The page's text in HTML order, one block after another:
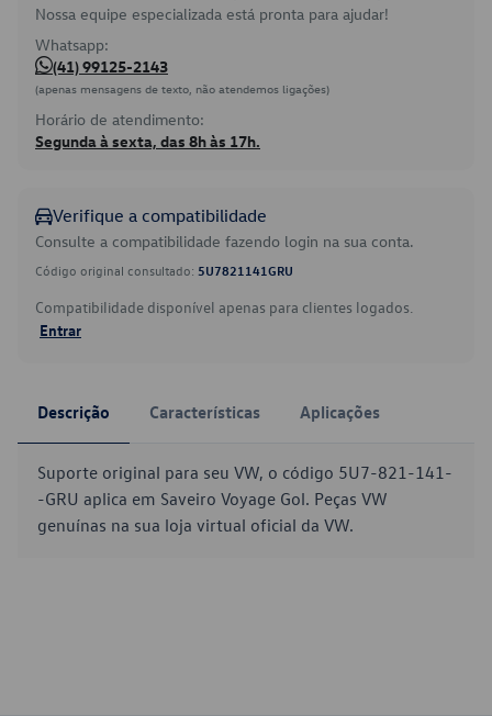
Nossa equipe especializada está pronta para ajudar!
Whatsapp:
(41) 99125-2143
(apenas mensagens de texto, não atendemos ligações)
Horário de atendimento:
Segunda à sexta, das 8h às 17h.
Verifique a compatibilidade
Consulte a compatibilidade fazendo login na sua conta.
Código original consultado: 5U7821141GRU
Compatibilidade disponível apenas para clientes logados.
Entrar
Descrição Características Aplicações
Suporte original para seu VW, o código 5U7-821-141-
-GRU aplica em Saveiro Voyage Gol. Peças VW
genuínas na sua loja virtual oficial da VW.